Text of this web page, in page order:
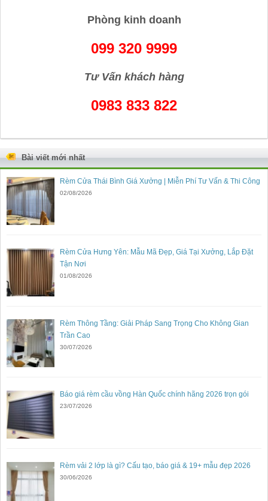
Phòng kinh doanh
099 320 9999
Tư Vấn khách hàng
0983 833 822
Bài viết mới nhất
Rèm Cửa Thái Bình Giá Xưởng | Miễn Phí Tư Vấn & Thi Công
02/08/2026
Rèm Cửa Hưng Yên: Mẫu Mã Đẹp, Giá Tại Xưởng, Lắp Đặt
Tận Nơi
01/08/2026
Rèm Thông Tầng: Giải Pháp Sang Trọng Cho Không Gian
Trần Cao
30/07/2026
Báo giá rèm cầu vồng Hàn Quốc chính hãng 2026 trọn gói
23/07/2026
Rèm vải 2 lớp là gì? Cấu tạo, báo giá & 19+ mẫu đẹp 2026
30/06/2026